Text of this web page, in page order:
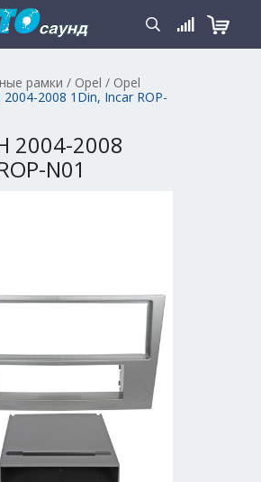
рамки / Opel / Opel
2008 1Din, Incar ROP-
2004-2008
N01